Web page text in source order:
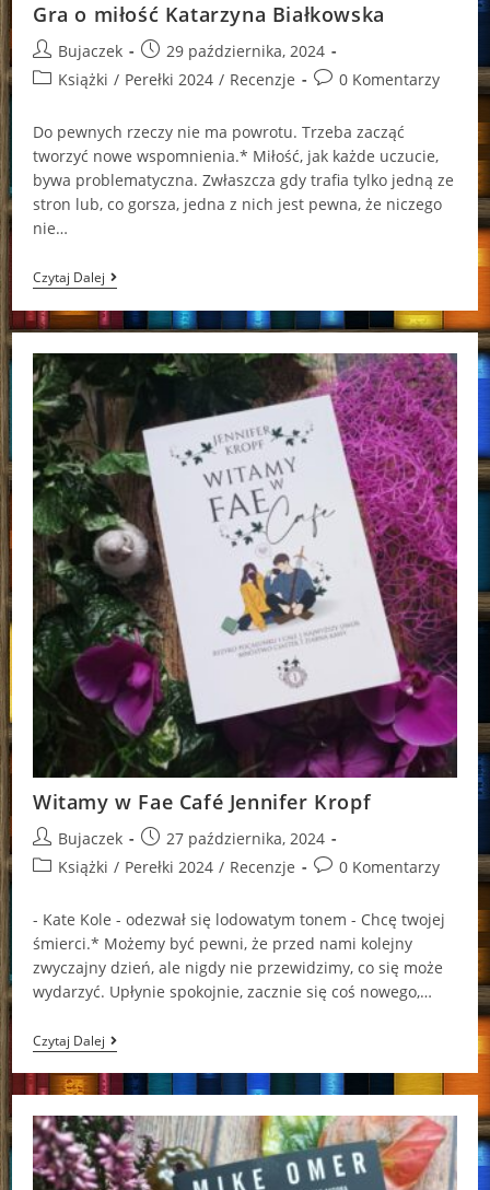
Gra o miłość Katarzyna Białkowska
Post
author:
Bujaczek
Post
published:
29 października, 2024
PostKsiążki / Perełki 2024 / Recenzje
Post0 Komentarzy
Do pewnych rzeczy nie ma powrotu. Trzeba zacząć
tworzyć nowe wspomnienia.* Miłość, jak każde uczucie,
bywa problematyczna. Zwłaszcza gdy trafia tylko jedną ze
stron lub, co gorsza, jedna z nich jest pewna, że niczego
nie…
Czytaj DalejGra
O
Miłość
Katarzyna
Witamy w Fae Café Jennifer Kropf
Post
author:
Bujaczek
Post
published:
27 października, 2024
PostKsiążki / Perełki 2024 / Recenzje
Post0 Komentarzy
- Kate Kole - odezwał się lodowatym tonem - Chcę twojej
śmierci.* Możemy być pewni, że przed nami kolejny
zwyczajny dzień, ale nigdy nie przewidzimy, co się może
wydarzyć. Upłynie spokojnie, zacznie się coś nowego,…
Czytaj DalejWitamy
W
Fae
Café
Kropf